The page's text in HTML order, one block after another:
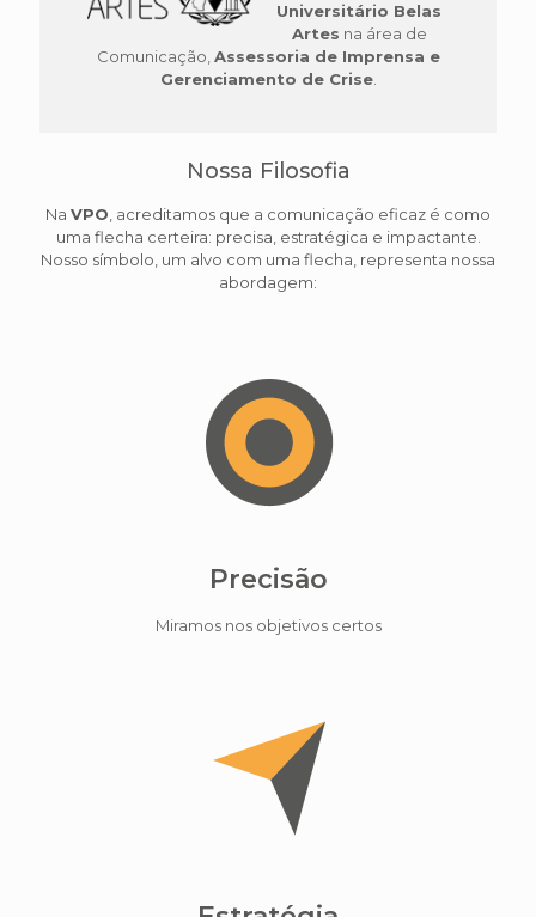
Universitário Belas
Artes na área de
Comunicação,Assessoria de Imprensa e
Gerenciamento de Crise.
Nossa Filosofia
Na VPO, acreditamos que a comunicação eficaz é como
uma flecha certeira: precisa, estratégica e impactante.
Nosso símbolo, um alvo com uma flecha, representa nossa
abordagem:
Precisão
Miramos nos objetivos certos